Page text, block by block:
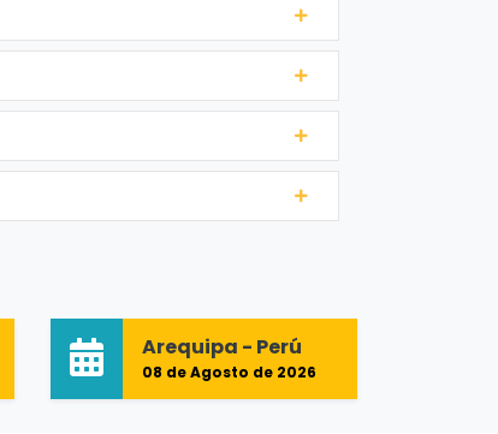
Arequipa - Perú
08 de Agosto de 2026